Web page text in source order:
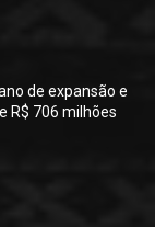
de expansão e
R$ 706 milhões